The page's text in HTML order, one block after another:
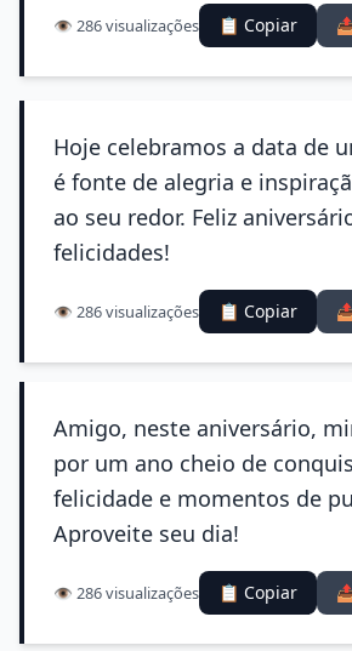
👁️ 286 visualizações 📋 Copiar
Hoje celebramos a data de
é fonte de alegria e
ao seu redor. Feliz
felicidades!
👁️ 286 visualizações 📋 Copiar
Amigo, neste aniversário,
por um ano cheio de
felicidade e momentos de
Aproveite seu dia!
👁️ 286 visualizações 📋 Copiar